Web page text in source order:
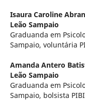
Isaura Caroline
Leão Sampaio
Graduanda em
Sampaio, voluntária
Amanda Antero
Leão Sampaio
Graduanda em
Sampaio, bolsista